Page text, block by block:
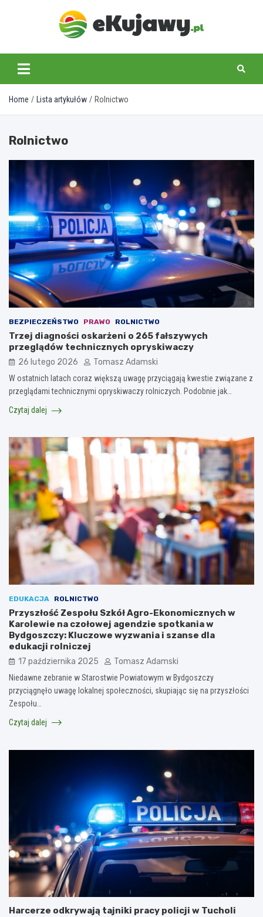
ekujawy.pl
Home Lista artykułów Rolnictwo
Rolnictwo
BEZPIECZEŃSTWO PRAWO ROLNICTWO
Trzej diagności oskarżeni o 265 fałszywych
przeglądów technicznych opryskiwaczy
26 lutego 2026 Tomasz Adamski
W ostatnich latach coraz większą uwagę przyciągają kwestie związane z
przeglądami technicznymi opryskiwaczy rolniczych. Podobnie jak…
Czytaj dalej
EDUKACJA ROLNICTWO
Przyszłość Zespołu Szkół Agro-Ekonomicznych w
Karolewie na czołowej agendzie spotkania w
Bydgoszczy: Kluczowe wyzwania i szanse dla
edukacji rolniczej
17 października 2025 Tomasz Adamski
Niedawne zebranie w Starostwie Powiatowym w Bydgoszczy
przyciągnęło uwagę lokalnej społeczności, skupiając się na przyszłości
Zespołu…
Czytaj dalej
Harcerze odkrywają tajniki pracy policji w Tucholi